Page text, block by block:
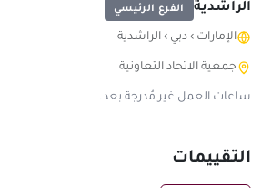
الراشدية الفرع الرئيسي
الإمارات › دبي › الراشدية
جمعية الاتحاد التعاونية
ساعات العمل غير مُدرجة بعد.
التقييمات